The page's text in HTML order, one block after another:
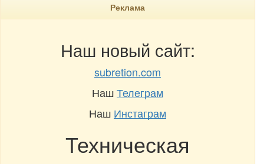
Реклама
Наш новый сайт:
subretion.com
НашТелеграм
Наш Инстаграм
Техническая